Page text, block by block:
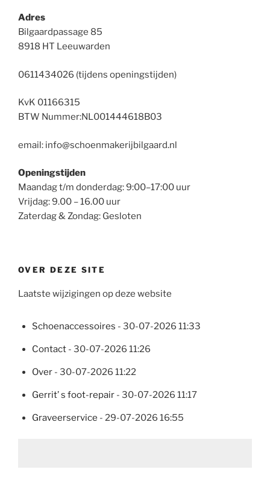
Adres
Bilgaardpassage 85
8918 HT Leeuwarden
0611434026 (tijdens openingstijden)
KvK 01166315
BTW Nummer:NL001444618B03
email: info@schoenmakerijbilgaard.nl
Openingstijden
Maandag t/m donderdag: 9:00–17:00 uur
Vrijdag: 9.00 – 16.00 uur
Zaterdag & Zondag: Gesloten
OVER DEZE SITE
Laatste wijzigingen op deze website
Schoenaccessoires - 30-07-2026 11:33
Contact- 30-07-2026 11:26
Over- 30-07-2026 11:22
Gerrit’ s foot-repair- 30-07-2026 11:17
Graveerservice - 29-07-2026 16:55